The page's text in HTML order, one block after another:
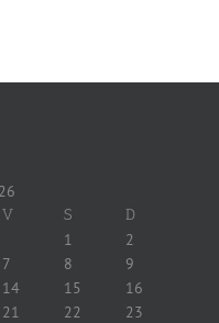
V S D
1
2
7 8
9
14 15
16
21 22
23